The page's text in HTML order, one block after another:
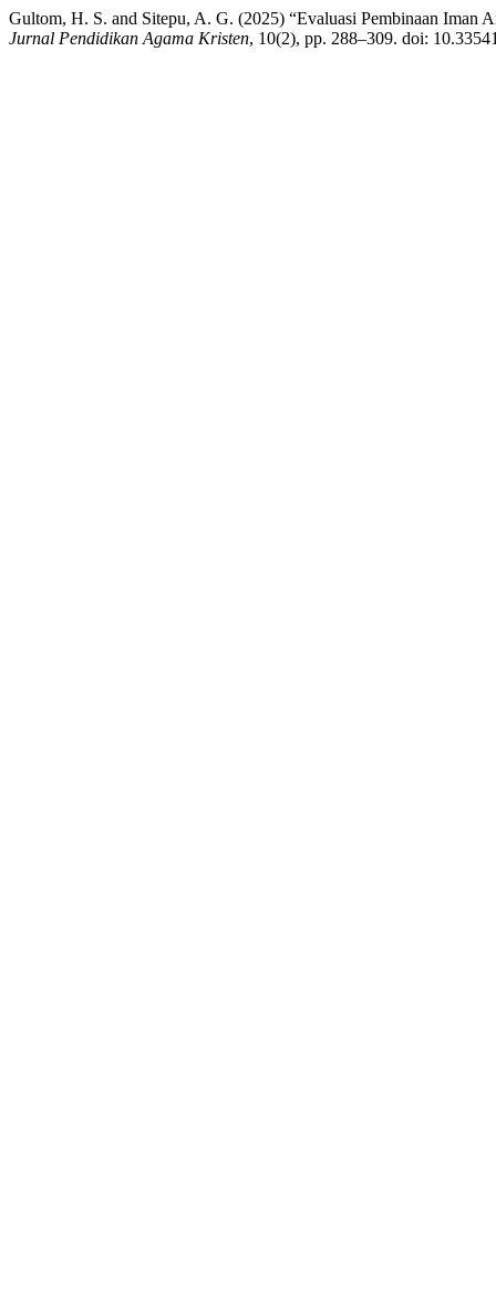
Gultom, H. S. and Sitepu, A. G. (2025) “Evaluasi Pembinaan Iman
Jurnal Pendidikan Agama Kristen, 10(2), pp. 288–309. doi: